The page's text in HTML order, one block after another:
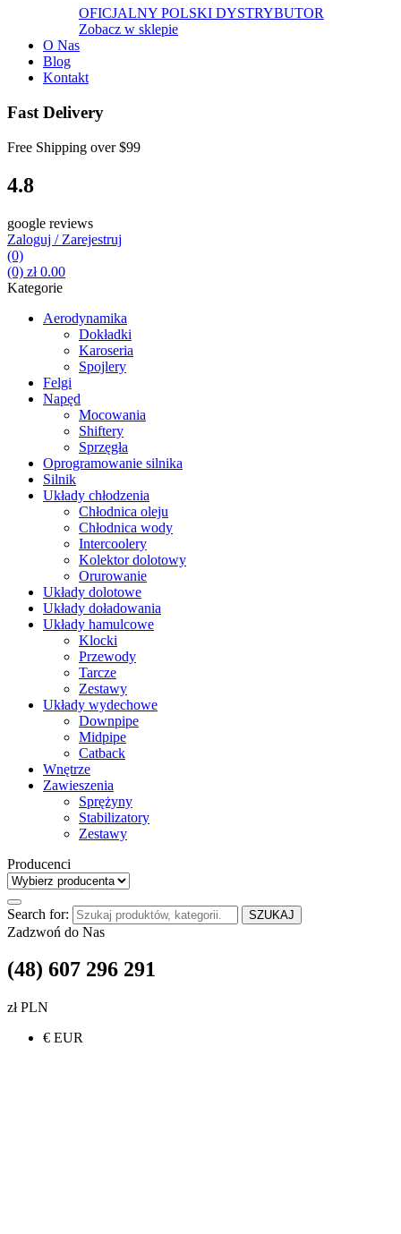
OFICJALNY POLSKI DYSTRYBUTOR
Zobacz w sklepie
O Nas
Blog
Kontakt
Fast Delivery
Free Shipping over$99
4.8
google reviews
Zaloguj / Zarejestruj
(0)
(0) zł0.00
Kategorie
Aerodynamika
Dokładki
Karoseria
Spojlery
Felgi
Napęd
Mocowania
Shiftery
Sprzęgła
Oprogramowanie silnika
Silnik
Układy chłodzenia
Chłodnica oleju
Chłodnica wody
Intercoolery
Kolektor dolotowy
Orurowanie
Układy dolotowe
Układy doładowania
Układy hamulcowe
Klocki
Przewody
Tarcze
Zestawy
Układy wydechowe
Downpipe
Midpipe
Catback
Wnętrze
Zawieszenia
Sprężyny
Stabilizatory
Zestawy
Producenci
Search for: SZUKAJ
Zadzwoń do Nas
(48) 607 296 291
zł PLN
€ EUR